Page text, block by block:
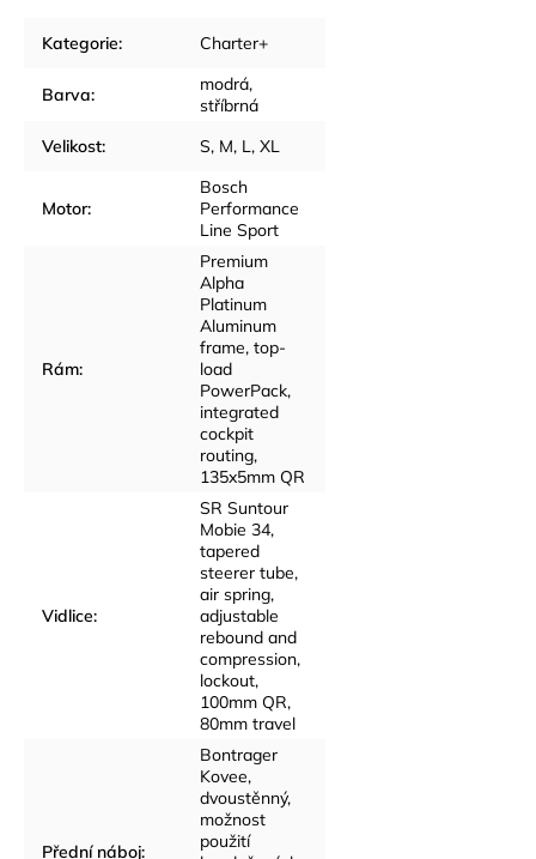
Kategorie: Charter+
Barva: modrá,
stříbrná
Velikost: S, M, L , XL
Motor:
Bosch
Performance
Line Sport
Rám:
Premium
Alpha
Platinum
Aluminum
frame, top-
load
PowerPack,
integrated
cockpit
routing,
135x5mm QR
Vidlice:
SR Suntour
Mobie 34,
tapered
steerer tube,
air spring,
adjustable
rebound and
compression,
lockout,
100mm QR,
80mm travel
Přední náboj:
Bontrager
Kovee,
dvoustěnný,
možnost
použití